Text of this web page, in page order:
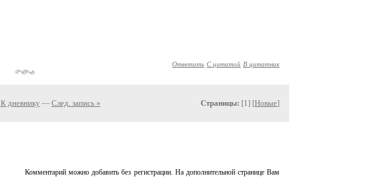
Ответить С цитатой В цитатник
К дневнику — След. запись » Страницы: [1] [Новые]
Комментарий можно добавить без регистрации. На дополнительной странице Вам